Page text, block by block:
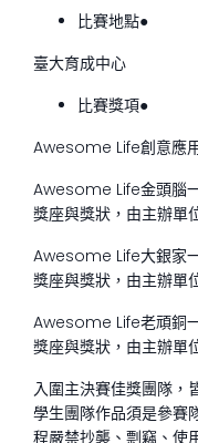
比賽地點●
臺大育成中心
比賽獎項●
Awesome Life創意應
Awesome Life金頭腦
獎座與獎狀，由主辦單
Awesome Life大銀家
獎座與獎狀，由主辦單
Awesome Life老頑銅
獎座與獎狀，由主辦單
入圍主決賽佳獎團隊，
學生團隊作品須是參賽
程嚴禁抄襲、剽竊、使